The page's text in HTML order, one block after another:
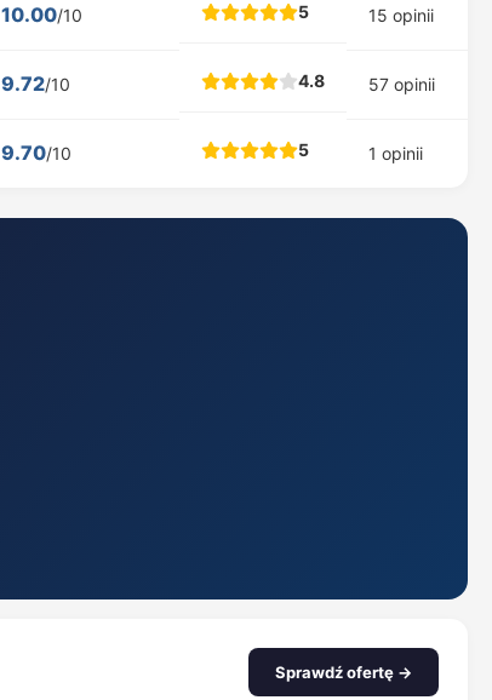
10.00/10 5 15 opinii
9.72/10 4.8 57 opinii
9.70/10 5 1 opinii
Sprawdź ofertę →